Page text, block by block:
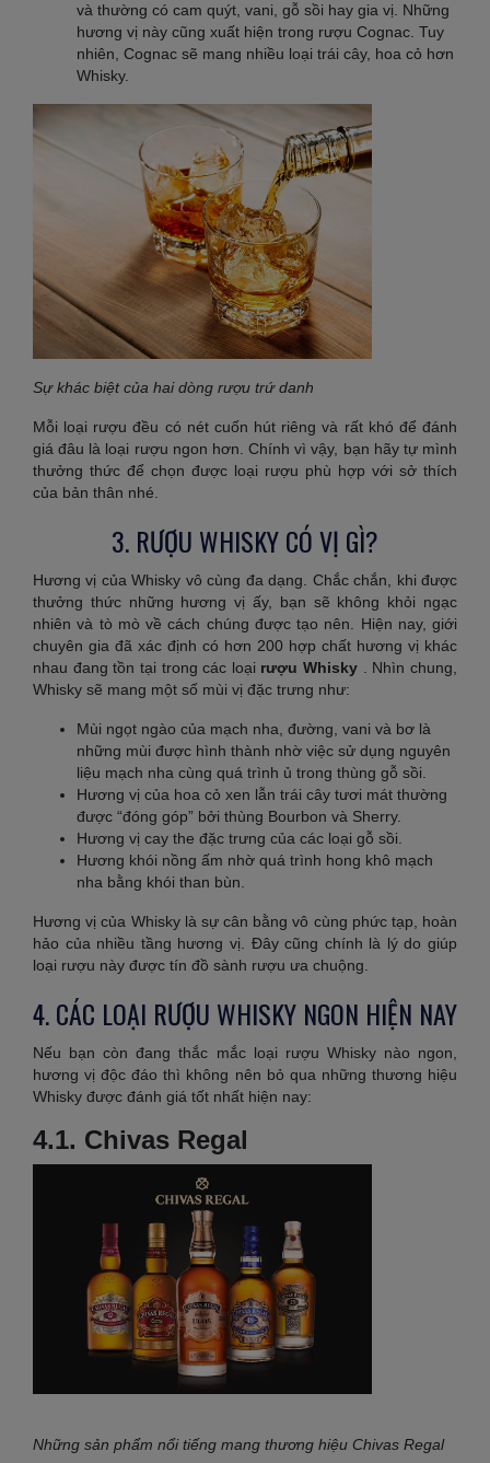
và thường có cam quýt, vani, gỗ sồi hay gia vị. Những
hương vị này cũng xuất hiện trong rượu Cognac. Tuy
nhiên, Cognac sẽ mang nhiều loại trái cây, hoa cỏ hơn
Whisky.
Sự khác biệt của hai dòng rượu trứ danh
Mỗi loại rượu đều có nét cuốn hút riêng và rất khó để đánh
giá đâu là loại rượu ngon hơn. Chính vì vậy, bạn hãy tự mình
thưởng thức để chọn được loại rượu phù hợp với sở thích
của bản thân nhé.
3. RƯỢU WHISKY CÓ VỊ GÌ?
Hương vị của Whisky vô cùng đa dạng. Chắc chắn, khi được
thưởng thức những hương vị ấy, bạn sẽ không khỏi ngạc
nhiên và tò mò về cách chúng được tạo nên. Hiện nay, giới
chuyên gia đã xác định có hơn 200 hợp chất hương vị khác
nhau đang tồn tại trong các loại rượu Whisky
. Nhìn chung,
Whisky sẽ mang một số mùi vị đặc trưng như:
Mùi ngọt ngào của mạch nha, đường, vani và bơ là
những mùi được hình thành nhờ việc sử dụng nguyên
liệu mạch nha cùng quá trình ủ trong thùng gỗ sồi.
Hương vị của hoa cỏ xen lẫn trái cây tươi mát thường
được “đóng góp” bởi thùng Bourbon và Sherry.
Hương vị cay the đặc trưng của các loại gỗ sồi.
Hương khói nồng ấm nhờ quá trình hong khô mạch
nha bằng khói than bùn.
Hương vị của Whisky là sự cân bằng vô cùng phức tạp, hoàn
hảo của nhiều tầng hương vị. Đây cũng chính là lý do giúp
loại rượu này được tín đồ sành rượu ưa chuộng.
4. CÁC LOẠI RƯỢU WHISKY NGON HIỆN NAY
Nếu bạn còn đang thắc mắc loại rượu Whisky nào ngon,
hương vị độc đáo thì không nên bỏ qua những thương hiệu
Whisky được đánh giá tốt nhất hiện nay:
4.1. Chivas Regal
Những sản phẩm nổi tiếng mang thương hiệu Chivas Regal